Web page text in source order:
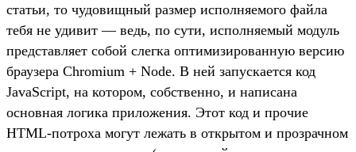
статьи, то чудовищ­ный раз­мер исполня­емо­го фай­ла
тебя не уди­вит — ведь, по сути, исполня­емый модуль
пред­став­ляет собой слег­ка опти­мизи­рован­ную вер­сию
бра­узе­ра Chromium + Node. В ней запус­кает­ся код
JavaScript, на котором, собс­твен­но, и написа­на
основная логика при­ложе­ния. Этот код и про­чие
HTML-пот­роха могут лежать в откры­том и проз­рачном